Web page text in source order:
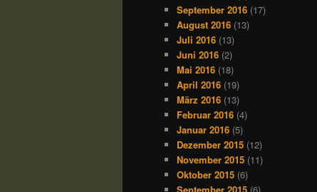
September 2016 (17)
August 2016 (13)
Juli 2016 (13)
Juni 2016 (2)
Mai 2016 (18)
April 2016 (19)
März 2016 (13)
Februar 2016 (4)
Januar 2016 (5)
Dezember 2015 (12)
November 2015 (11)
Oktober 2015 (6)